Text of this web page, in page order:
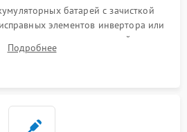
батарей с зачисткой
элементов инвертора или
монтаж новых радиодеталей.
токоведущих дорожек и
Подробнее